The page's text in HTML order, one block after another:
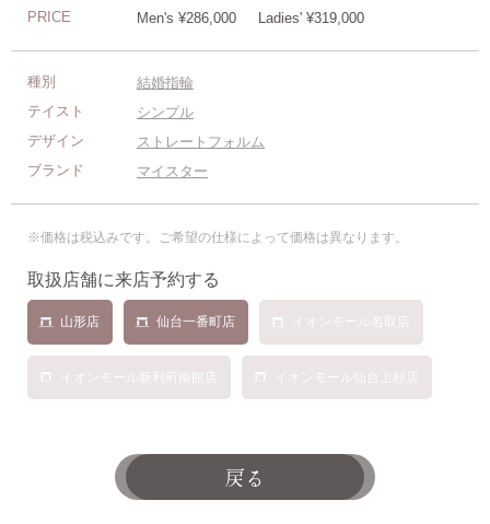
PRICE
Men's ¥286,000 Ladies' ¥319,000
種別
結婚指輪
テイスト
シンプル
デザイン
ストレートフォルム
ブランド
マイスター
※価格は税込みです。ご希望の仕様によって価格は異なります。
取扱店舗に来店予約する
山形店 仙台一番町店 イオンモール名取店
イオンモール新利府南館店 イオンモール仙台上杉店
戻る